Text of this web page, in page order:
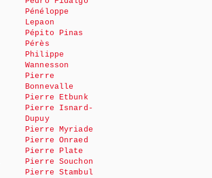
Pénéloppe
Lepaon
Pépito Pinas
Pérès
Philippe
Wannesson
Pierre
Bonnevalle
Pierre Etbunk
Pierre Isnard-
Dupuy
Pierre Myriade
Pierre Onraed
Pierre Plate
Pierre Souchon
Pierre Stambul